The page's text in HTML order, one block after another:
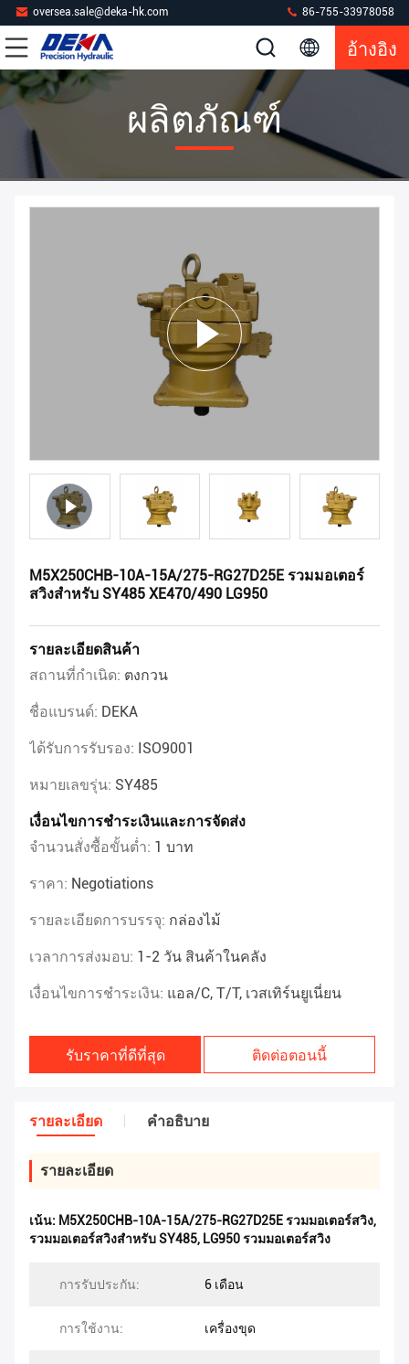
oversea.sale@deka-hk.com 86-755-33978058
อ้างอิง
ผลิตภัณฑ์
M5X250CHB-10A-15A/275-RG27D25E รวมมอเตอร์
สวิงสําหรับ SY485 XE470/490 LG950
รายละเอียดสินค้า
สถานที่กำเนิด: ตงกวน
ชื่อแบรนด์: DEKA
ได้รับการรับรอง: ISO9001
หมายเลขรุ่น: SY485
เงื่อนไขการชำระเงินและการจัดส่ง
จำนวนสั่งซื้อขั้นต่ำ: 1 บาท
ราคา: Negotiations
รายละเอียดการบรรจุ: กล่องไม้
เวลาการส่งมอบ: 1-2 วัน สินค้าในคลัง
เงื่อนไขการชำระเงิน: แอล/C, T/T, เวสเทิร์นยูเนี่ยน
รับราคาที่ดีที่สุด ติดต่อตอนนี้
รายละเอียด คําอธิบาย
รายละเอียด
เน้น: M5X250CHB-10A-15A/275-RG27D25E รวมมอเตอร์สวิง,
รวมมอเตอร์สวิงสําหรับ SY485, LG950 รวมมอเตอร์สวิง
การรับประกัน: 6 เดือน
การใช้งาน: เครื่องขุด